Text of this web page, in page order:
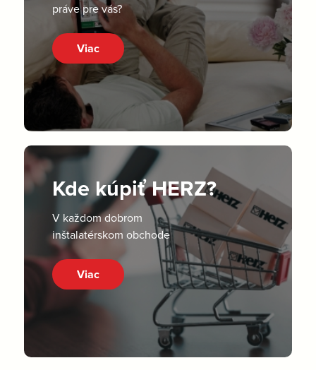
práve pre vás?
Viac
Kde kúpiť HERZ?
V každom dobrom
inštalatérskom obchode
Viac